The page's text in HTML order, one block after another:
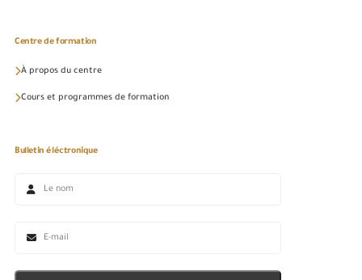
Centre de formation
À propos du centre
Cours et programmes de formation
Bulletin éléctronique